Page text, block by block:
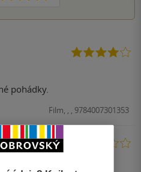
pohádky.
Film, , , 9784007301353